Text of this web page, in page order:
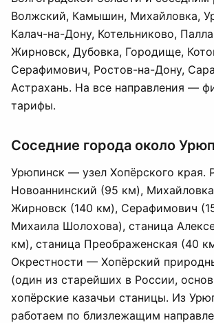
Волжский, Камышин, Михайловка,
Калач-на-Дону, Котельниково,
Жирновск, Дубовка, Городище,
Серафимович, Ростов-на-Дону,
Астрахань. На все направления —
тарифы.
Соседние города около
Урюпинск — узел Хопёрского края.
Новоаннинский (95 км),
Жирновск (140 км), Серафимович
Михаила Шолохова), станица
км), станица Преображенская (40
Окрестности — Хопёрский
(один из старейших в России,
хопёрские казачьи станицы. Из
работаем по близлежащим